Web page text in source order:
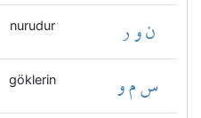
nurudur ن و ر
göklerin س م و